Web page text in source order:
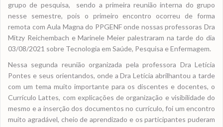
grupo de pesquisa, sendo a primeira reunião interna do grupo
nesse semestre, pois o primeiro encontro ocorreu de forma
remota com Aula Magna do PPGENF onde nossas professoras Dra
Mitzy Reichembach e Marinele Meier palestraram na tarde do dia
03/08/2021 sobre Tecnologia em Saúde, Pesquisa e Enfermagem.
Nessa segunda reunião organizada pela professora Dra Letícia
Pontes e seus orientandos, onde a Dra Letícia abrilhantou a tarde
com um tema muito importante para os discentes e docentes, o
Currículo Lattes, com explicações de organização e visibilidade do
mesmo e a inserção dos documentos no currículo, foi um encontro
muito agradável, cheio de aprendizado e os participantes puderam